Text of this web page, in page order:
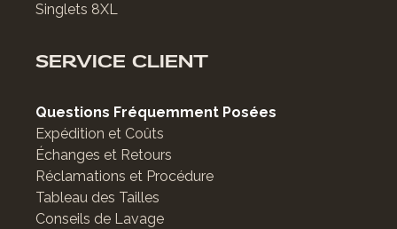
Singlets 8XL
SERVICE CLIENT
Questions Fréquemment Posées
Expédition et Coûts
Échanges et Retours
Réclamations et Procédure
Tableau des Tailles
Conseils de Lavage